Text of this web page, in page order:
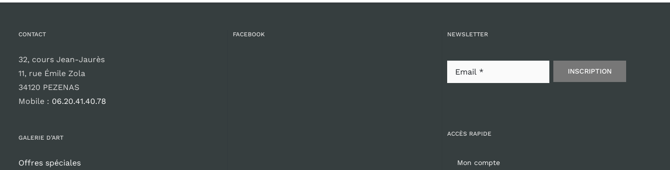
CONTACT
32, cours Jean-Jaurès
11, rue Émile Zola
34120 PEZENAS
Mobile : 06.20.41.40.78
GALERIE D’ART
Offres spéciales
FACEBOOK NEWSLETTER
INSCRIPTION
ACCÈS RAPIDE
Mon compte